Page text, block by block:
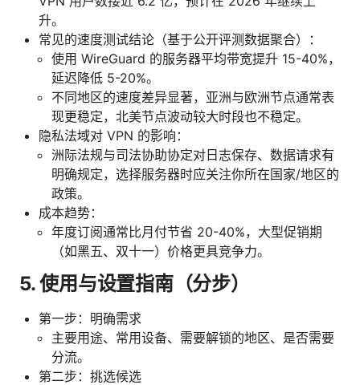
升。
常见的速度测试结论（基于公开评测数据聚合）：
使用 WireGuard 的服务器平均带宽提升 15-40%，
延迟降低 5-20%。
不同地区的速度差异显著，亚洲与欧洲节点通常表
现更稳定，北美节点波动较大时段也不稳定。
隐私法域对 VPN 的影响：
洲际法规与司法协助协定对日志保存、数据请求有
明确规定，选择服务器时应关注你所在国家/地区的
政策。
成本趋势：
年度订阅通常比月付节省 20-40%，大型促销期
（如黑五、双十一）价格更具竞争力。
5. 使用与设置指南（分步）
第一步：明确需求
主要用途、常用设备、需要解锁的地区、是否需要
分流。
第二步：挑选候选